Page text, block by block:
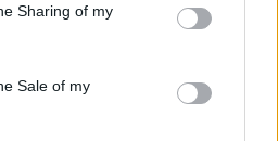
Sharing of my
Sale of my
reCAPTCHA and the Google